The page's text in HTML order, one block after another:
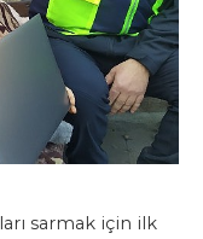
sarmak için ilk